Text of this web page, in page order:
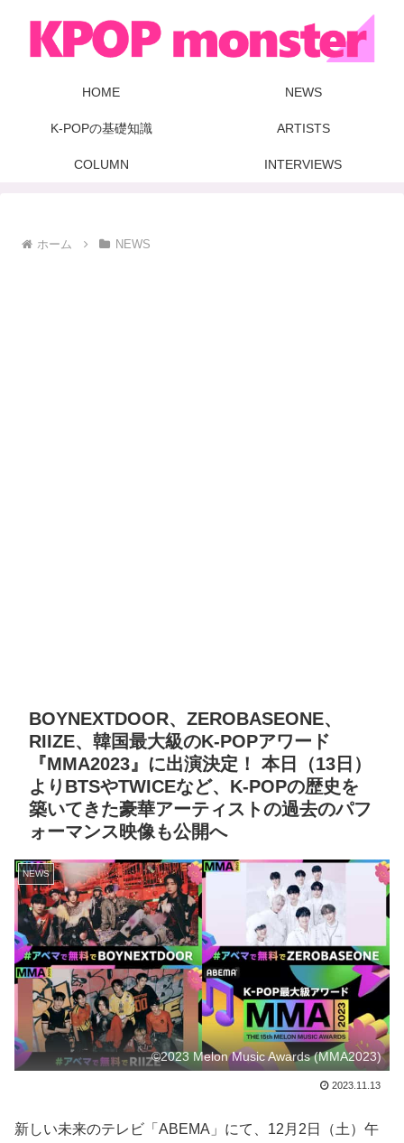
HOME NEWS
K-POPの基礎知識 ARTISTS
COLUMN INTERVIEWS
ホーム NEWS
BOYNEXTDOOR、ZEROBASEONE、
RIIZE、韓国最大級のK-POPアワード
『MMA2023』に出演決定！ 本日（13日）
よりBTSやTWICEなど、K-POPの歴史を
築いてきた豪華アーティストの過去のパフ
ォーマンス映像も公開へ
NEWS
©2023 Melon Music Awards (MMA2023)
2023.11.13
新しい未来のテレビ「ABEMA」にて、12月2日（土）午